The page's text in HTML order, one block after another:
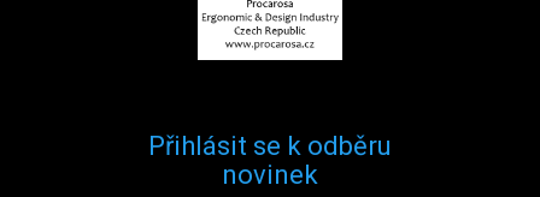
Přihlásit se k odběru
novinek